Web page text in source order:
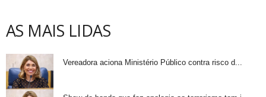
AS MAIS LIDAS
Vereadora aciona Ministério Público contra risco d...